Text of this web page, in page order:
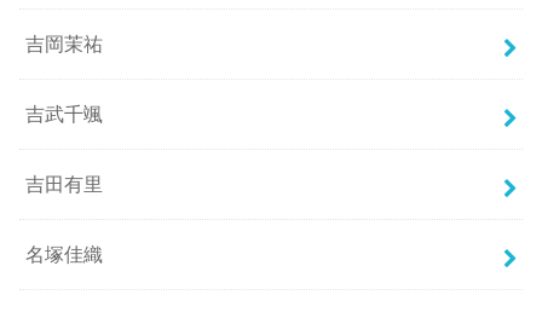
吉岡茉祐
吉武千颯
吉田有里
名塚佳織